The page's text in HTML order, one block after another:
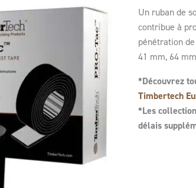
Un ruban de
contribue à
pénétration
41 mm, 64
*Découvrez
Timbertech
*Les
délais